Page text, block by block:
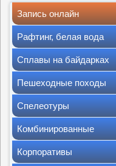
Запись онлайн
Рафтинг, белая вода
Сплавы на байдарках
Пешеходные походы
Спелеотуры
Комбинированные
Корпоративы